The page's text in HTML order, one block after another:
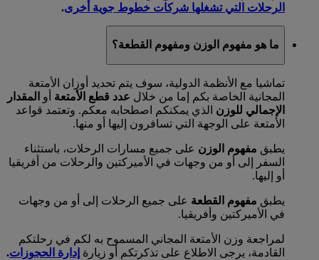
الرحلات التي تشغلها شركات خطوط جوية أخرى.
ما هو مفهوم الوزن ومفهوم القطعة؟
تماشيا مع الأنظمة الدولية، سوف يتم تحديد أوزان الأمتعة
المجانية الخاصة بكم إما من خلال عدد قطع الأمتعة أو المقدار
الإجمالي للوزن الذي يمكنكم اصطحابه معكم. وتعتمد قواعد
الأمتعة على الوجهة التي تسافرون إليها أو منها.
يطبق مفهوم الوزن على جميع مسارات الرحلات، باستثناء
السفر إلى أو من وجهات في الأميركتين والرحلات من أفريقيا
أو إليها.
يطبق مفهوم القطعة على جميع الرحلات إلى أو من وجهات
في الأميركتين وأفريقيا.
لمراجعة وزن الأمتعة المجاني المسموح به لكم في رحلتكم
القادمة، يرجى الاطلاع على تذكرتكم أو زيارة إدارة الحجوزات.